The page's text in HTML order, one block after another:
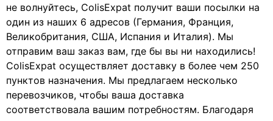
не волнуйтесь, ColisExpat получит ваши посылки на
один из наших 6 адресов (Германия, Франция,
Великобритания, США, Испания и Италия). Мы
отправим ваш заказ вам, где бы вы ни находились!
ColisExpat осуществляет доставку в более чем 250
пунктов назначения. Мы предлагаем несколько
перевозчиков, чтобы ваша доставка
соответствовала вашим потребностям. Благодаря